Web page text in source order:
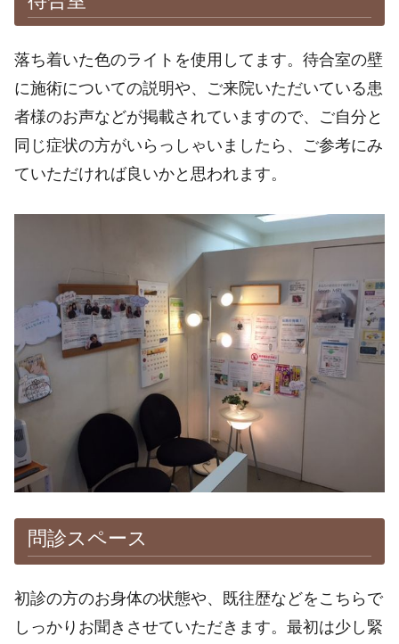
落ち着いた色のライトを使用してます。待合室の壁
に施術についての説明や、ご来院いただいている患
者様のお声などが掲載されていますので、ご自分と
同じ症状の方がいらっしゃいましたら、ご参考にみ
ていただければ良いかと思われます。
問診スペース
初診の方のお身体の状態や、既往歴などをこちらで
しっかりお聞きさせていただきます。最初は少し緊